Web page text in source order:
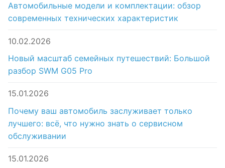
Автомобильные модели и комплектации: обзор
современных технических характеристик
10.02.2026
Новый масштаб семейных путешествий: Большой
разбор SWM G05 Pro
15.01.2026
Почему ваш автомобиль заслуживает только
лучшего: всё, что нужно знать о сервисном
обслуживании
15.01.2026